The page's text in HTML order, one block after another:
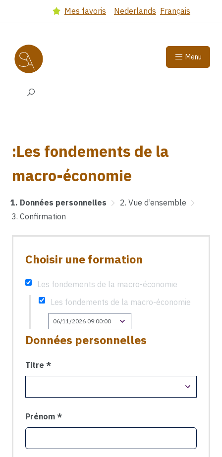
Got to main contentMes favoris Select language
Nederlands (Dutch version)
Français
Menu
Search input
:Les fondements de la
macro-économie
Données personnelles
Vue d’ensemble
Confirmation
Choisir une formation
Les fondements de la macro-économie
Les fondements de la macro-économie
Données personnelles
Titre
Prénom